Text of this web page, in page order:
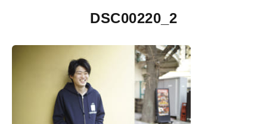
DSC00220_2